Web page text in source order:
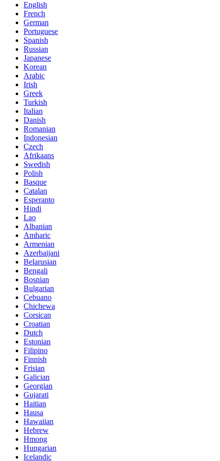
English
French
German
Portuguese
Spanish
Russian
Japanese
Korean
Arabic
Irish
Greek
Turkish
Italian
Danish
Romanian
Indonesian
Czech
Afrikaans
Swedish
Polish
Basque
Catalan
Esperanto
Hindi
Lao
Albanian
Amharic
Armenian
Azerbaijani
Belarusian
Bengali
Bosnian
Bulgarian
Cebuano
Chichewa
Corsican
Croatian
Dutch
Estonian
Filipino
Finnish
Frisian
Galician
Georgian
Gujarati
Haitian
Hausa
Hawaiian
Hebrew
Hmong
Hungarian
Icelandic